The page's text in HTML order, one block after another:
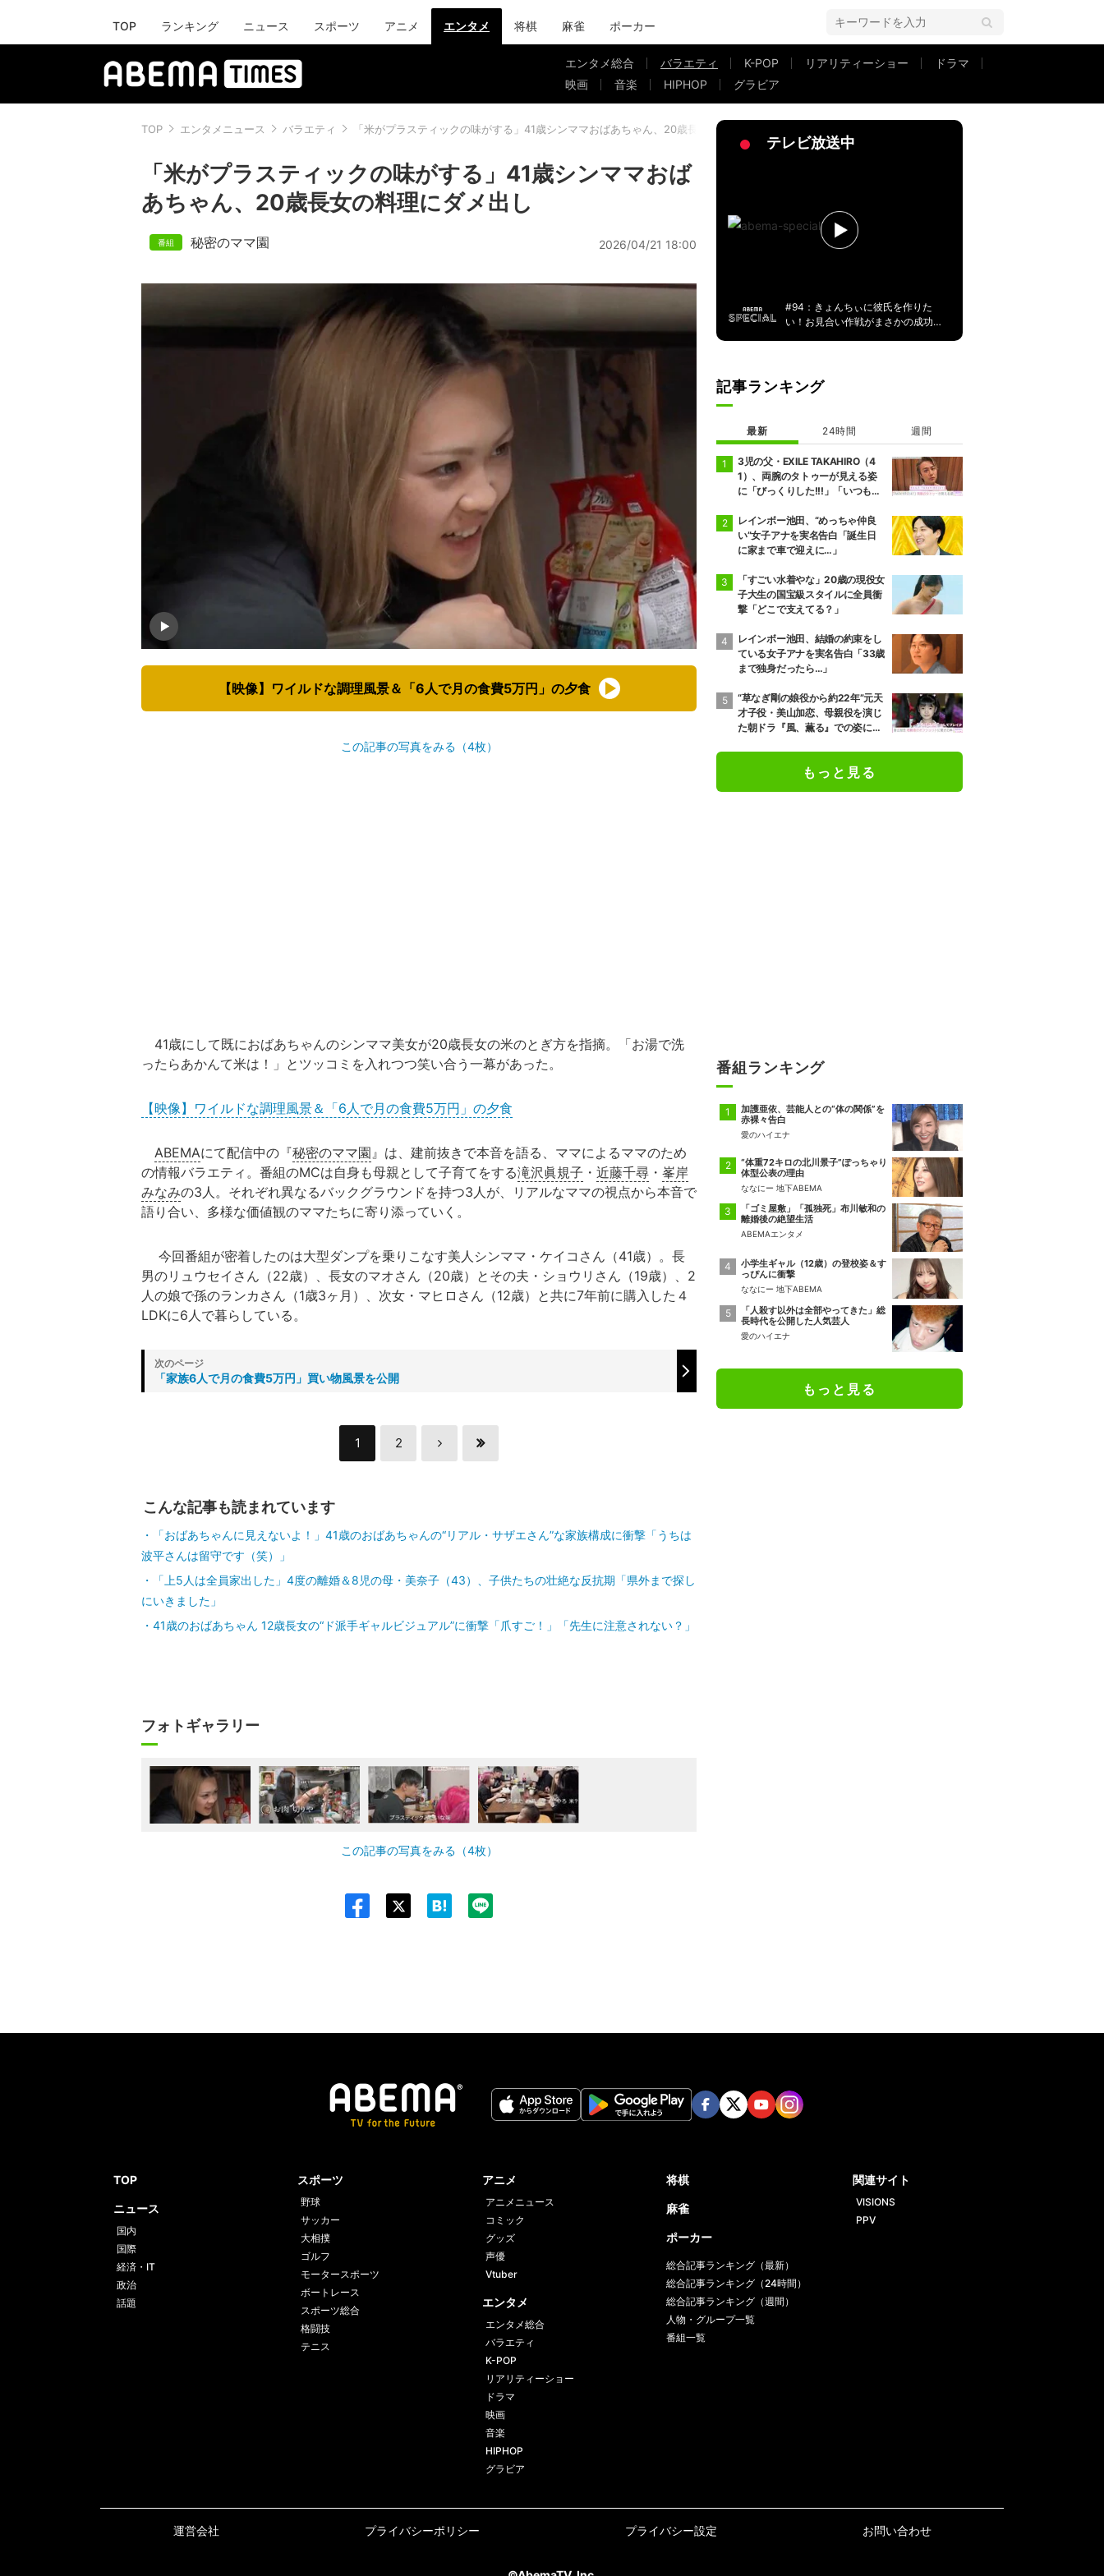
TOP ランキング ニュース スポーツ アニメ エンタメ 将棋 麻雀 ポーカー
エンタメ総合 バラエティ K-POP リアリティーショー
ドラマ
映画
音楽 HIPHOP グラビア
TOP エンタメニュース バラエティ 「米がプラスティックの味がする」41歳シンママおばあちゃん、20歳長女の料理にダメ出し
「米がプラスティックの味がする」41歳シンママおば
あちゃん、20歳長女の料理にダメ出し
秘密のママ園 2026/04/21 18:00
【映像】ワイルドな調理風景＆「6人で月の食費5万円」の夕食
この記事の写真をみる（4枚）
41歳にして既におばあちゃんのシンママ美女が20歳長女の米のとぎ方を指摘。「お湯で洗
ったらあかんて米は！」とツッコミを入れつつ笑い合う一幕があった。
【映像】ワイルドな調理風景＆「6人で月の食費5万円」の夕食
ABEMAにて配信中の『秘密のママ園』は、建前抜きで本音を語る、ママによるママのため
の情報バラエティ。番組のMCは自身も母親として子育てをする滝沢眞規子 ・ 近藤千尋 ・ 峯岸
みなみの3人。それぞれ異なるバックグラウンドを持つ3人が、リアルなママの視点から本音で
語り合い、多様な価値観のママたちに寄り添っていく。
今回番組が密着したのは大型ダンプを乗りこなす美人シンママ・ケイコさん（41歳）。長
男のリュウセイさん（22歳）、長女のマオさん（20歳）とその夫・ショウリさん（19歳）、2
人の娘で孫のランカさん（1歳3ヶ月）、次女・マヒロさん（12歳）と共に7年前に購入した４
LDKに6人で暮らしている。
「家族6人で月の食費5万円」買い物風景を公開
1 2
こんな記事も読まれています
「おばあちゃんに見えないよ！」41歳のおばあちゃんの“リアル・サザエさん”な家族構成に衝撃「うちは
波平さんは留守です（笑）」
「上5人は全員家出した」4度の離婚＆8児の母・美奈子（43）、子供たちの壮絶な反抗期「県外まで探し
にいきました」
41歳のおばあちゃん 12歳長女の“ド派手ギャルビジュアル”に衝撃「爪すご！」「先生に注意されない？」
フォトギャラリー
この記事の写真をみる（4枚）
テレビ放送中
#94：きょんちぃに彼氏を作りた
い！お見合い作戦がまさかの成功
記事ランキング
最新 24時間 週間
3児の父・EXILE TAKAHIRO（4
1）、両腕のタトゥーが見える姿
に「びっくりした!!!」「いつもと
の反響
レインボー池田、“めっちゃ仲良
い”女子アナを実名告白「誕生日
に家まで車で迎えに…」
「すごい水着やな」20歳の現役女
子大生の国宝級スタイルに全員衝
撃「どこで支えてる？」
レインボー池田、結婚の約束をし
ている女子アナを実名告白「33歳
まで独身だったら…」
“草なぎ剛の娘役から約22年”元天
才子役・美山加恋、母親役を演じ
た朝ドラ『風、薫る』での姿に驚
もっと見る
番組ランキング
加護亜依、芸能人との“体の関係”を
赤裸々告白
愛のハイエナ
“体重72キロの北川景子”ぽっちゃり
体型公表の理由
ななにー 地下ABEMA
「ゴミ屋敷」「孤独死」布川敏和の
離婚後の絶望生活
ABEMAエンタメ
小学生ギャル（12歳）の登校姿＆す
っぴんに衝撃
ななにー 地下ABEMA
「人殺す以外は全部やってきた」総
長時代を公開した人気芸人
愛のハイエナ
もっと見る
TOP
ニュース
国内
国際
経済・IT
政治
話題
スポーツ
野球
サッカー
大相撲
ゴルフ
モータースポーツ
ボートレース
スポーツ総合
格闘技
テニス
アニメ
アニメニュース
コミック
グッズ
声優
Vtuber
エンタメ
エンタメ総合
バラエティ
K-POP
リアリティーショー
ドラマ
映画
音楽
HIPHOP
グラビア
将棋
麻雀
ポーカー
総合記事ランキング（最新）
総合記事ランキング（24時間）
総合記事ランキング（週間）
人物・グループ一覧
番組一覧
関連サイト
VISIONS
PPV
運営会社 プライバシーポリシー プライバシー設定 お問い合わせ